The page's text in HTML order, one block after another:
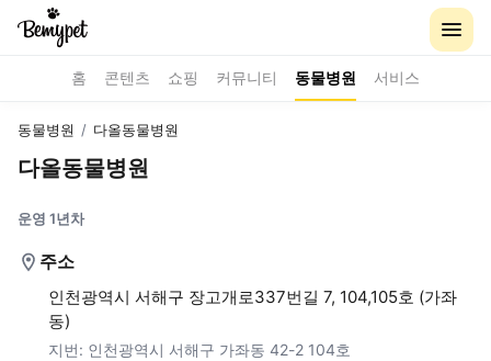
홈 콘텐츠 쇼핑 커뮤니티 동물병원 서비스
동물병원 / 다올동물병원
다올동물병원
운영 1년차
주소
인천광역시 서해구 장고개로337번길 7, 104,105호 (가좌
동)
지번: 인천광역시 서해구 가좌동 42-2 104호